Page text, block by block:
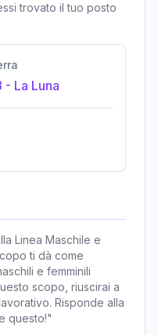
trovato il tuo posto
- La Luna
Linea Maschile e
ti dà come
e femminili
scopo, riuscirai a
Risponde alla
questo!"